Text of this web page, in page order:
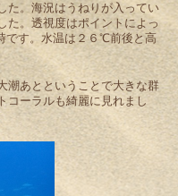
た。海況はうねりが入ってい
た。透視度はポイントによっ
です。水温は２６℃前後と高
潮あとということで大きな群
コーラルも綺麗に見れまし